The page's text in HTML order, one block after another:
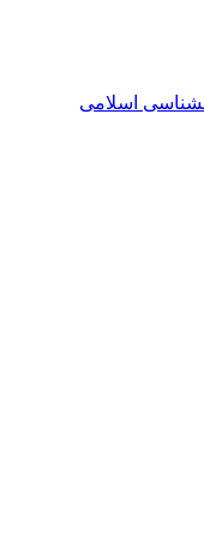
اسلامی